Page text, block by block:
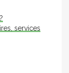
services